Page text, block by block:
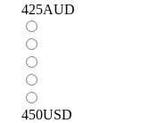
425AUD
450USD